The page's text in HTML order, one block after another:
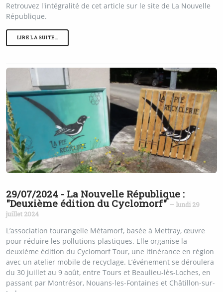
Retrouvez l'intégralité de cet article sur le site de La Nouvelle
République.
LIRE LA SUITE…
29/07/2024 - La Nouvelle République :
"Deuxième édition du Cyclomorf"— lundi 29
juillet 2024
L’association tourangelle Métamorf, basée à Mettray, œuvre
pour réduire les pollutions plastiques. Elle organise la
deuxième édition du Cyclomorf Tour, une itinérance en région
avec un atelier mobile de recyclage. L’événement se déroulera
du 30 juillet au 9 août, entre Tours et Beaulieu-lès-Loches, en
passant par Montrésor, Nouans-les-Fontaines et Châtillon-sur-